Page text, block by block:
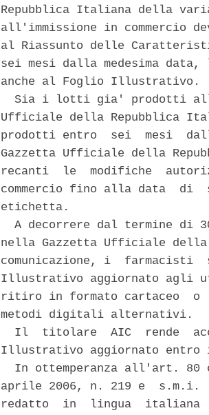
Repubblica Italiana della
all'immissione in commercio
al Riassunto delle
sei mesi dalla medesima
anche al Foglio Illustrativo.
Sia i lotti gia' prodotti
Ufficiale della Repubblica
prodotti entro  sei  mesi
Gazzetta Ufficiale della
recanti  le  modifiche
commercio fino alla data  di
etichetta.
A decorrere dal termine di
nella Gazzetta Ufficiale
comunicazione, i  farmacisti
Illustrativo aggiornato agli
ritiro in formato cartaceo
metodi digitali alternativi.
Il  titolare  AIC  rende
Illustrativo aggiornato entro
In ottemperanza all'art. 80
aprile 2006, n. 219 e
redatto  in  lingua  italiana